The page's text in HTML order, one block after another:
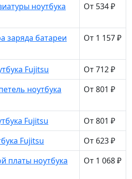
ноутбука
От 534 ₽
заряда батареи
От 1 157 ₽
Fujitsu
От 712 ₽
ноутбука
От 801 ₽
Fujitsu
От 801 ₽
Fujitsu
От 623 ₽
платы ноутбука
От 1 068 ₽